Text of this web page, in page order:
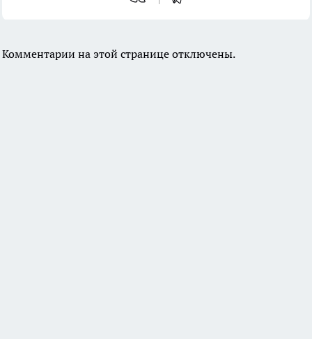
Комментарии на этой странице отключены.